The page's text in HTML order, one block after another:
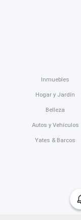
Inmuebles
Hogar y Jardín
Belleza
Autos y Vehículos
Yates & Barcos